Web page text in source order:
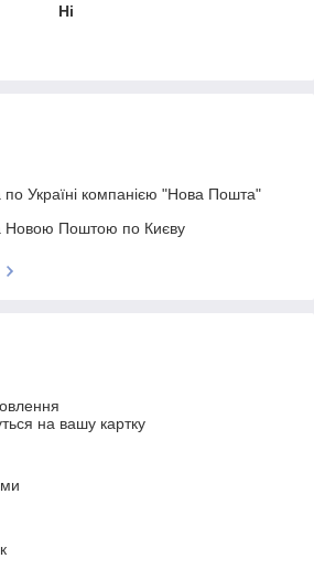
Ні
по Україні компанією "Нова Пошта"
Новою Поштою по Києву
на вашу картку